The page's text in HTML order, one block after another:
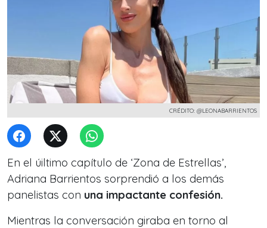
CRÉDITO: @LEONABARRIENTOS
En el úiltimo capítulo de ‘Zona de Estrellas’,
Adriana Barrientos sorprendió a los demás
panelistas con una impactante confesión.
Mientras la conversación giraba en torno al